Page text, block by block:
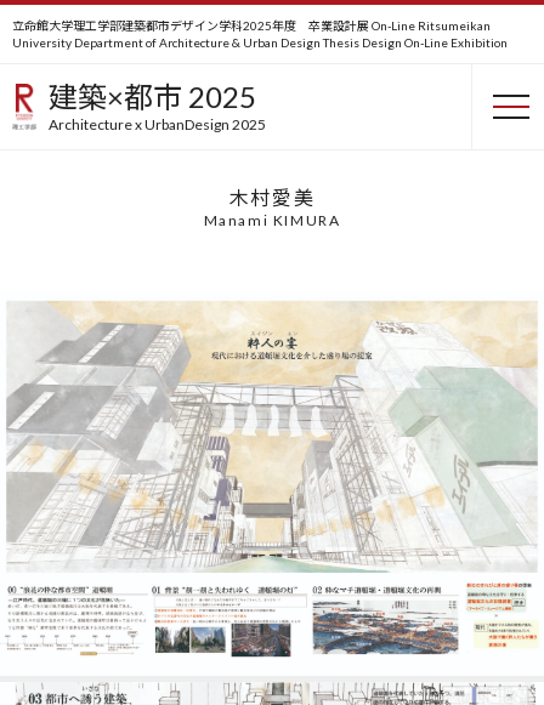
立命館大学理工学部建築都市デザイン学科2025年度 卒業設計展 On-Line Ritsumeikan
University Department of Architecture & Urban Design Thesis Design On-Line Exhibition
建築×都市 2025
Architecture x UrbanDesign 2025
粋人の宴
banquet of sophisticated people
木村愛美
Manami KIMURA